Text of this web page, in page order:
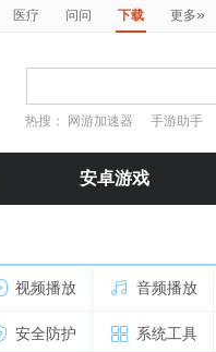
医疗 问问 下载 更多»
热搜： 网游加速器 手游助手
安卓游戏
视频播放 音频播放
安全防护 系统工具